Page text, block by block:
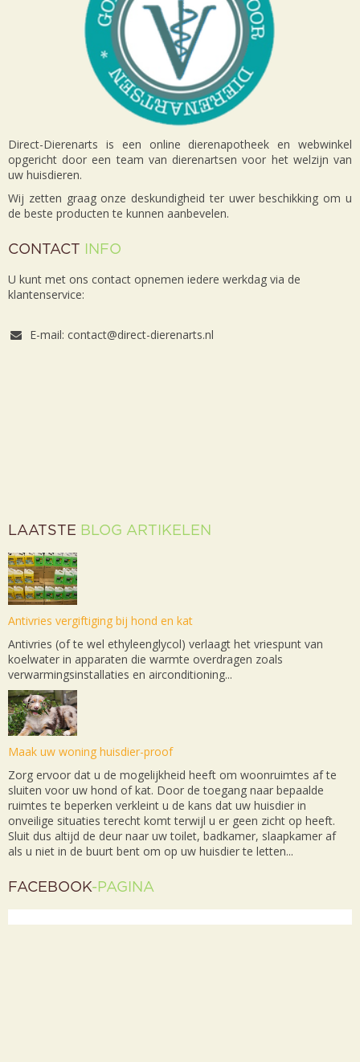
Direct-Dierenarts is een online dierenapotheek en webwinkel
opgericht door een team van dierenartsen voor het welzijn van
uw huisdieren.
Wij zetten graag onze deskundigheid ter uwer beschikking om u
de beste producten te kunnen aanbevelen.
CONTACT INFO
U kunt met ons contact opnemen iedere werkdag via de
klantenservice:
E-mail: contact@direct-dierenarts.nl
LAATSTE BLOG ARTIKELEN
Antivries vergiftiging bij hond en kat
Antivries (of te wel ethyleenglycol) verlaagt het vriespunt van
koelwater in apparaten die warmte overdragen zoals
verwarmingsinstallaties en airconditioning...
Maak uw woning huisdier-proof
Zorg ervoor dat u de mogelijkheid heeft om woonruimtes af te
sluiten voor uw hond of kat. Door de toegang naar bepaalde
ruimtes te beperken verkleint u de kans dat uw huisdier in
onveilige situaties terecht komt terwijl u er geen zicht op heeft.
Sluit dus altijd de deur naar uw toilet, badkamer, slaapkamer af
als u niet in de buurt bent om op uw huisdier te letten...
FACEBOOK-PAGINA